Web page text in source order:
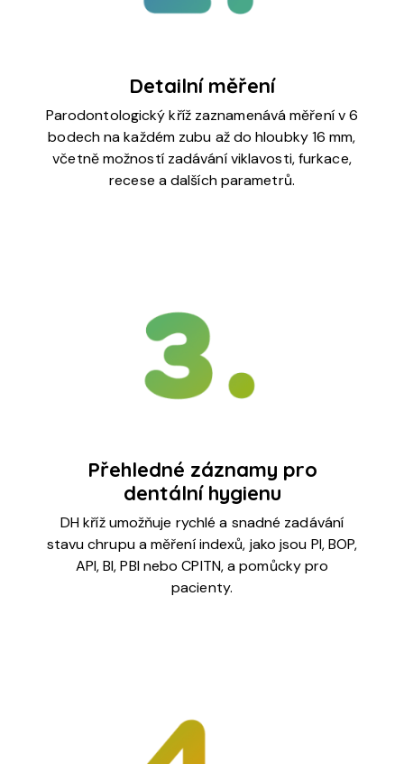
Detailní měření
Parodontologický kříž zaznamenává měření v 6
bodech na každém zubu až do hloubky 16 mm,
včetně možností zadávání viklavosti, furkace,
recese a dalších parametrů.
Přehledné záznamy pro
dentální hygienu
DH kříž umožňuje rychlé a snadné zadávání
stavu chrupu a měření indexů, jako jsou PI, BOP,
API, BI, PBI nebo CPITN, a pomůcky pro
pacienty.